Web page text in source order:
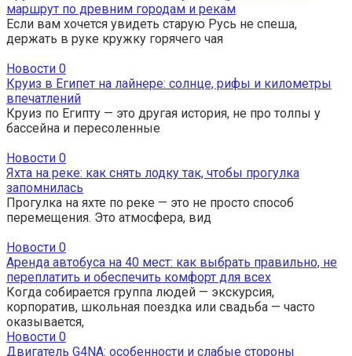
маршрут по древним городам и рекам
Если вам хочется увидеть старую Русь не спеша,
держать в руке кружку горячего чая
Новости 0
Круиз в Египет на лайнере: солнце, рифы и километры
впечатлений
Круиз по Египту — это другая история, не про толпы у
бассейна и пересоленные
Новости 0
Яхта на реке: как снять лодку так, чтобы прогулка
запомнилась
Прогулка на яхте по реке — это не просто способ
перемещения. Это атмосфера, вид
Новости 0
Аренда автобуса на 40 мест: как выбрать правильно, не
переплатить и обеспечить комфорт для всех
Когда собирается группа людей — экскурсия,
корпоратив, школьная поездка или свадьба — часто
оказывается,
Новости 0
Двигатель G4NA: особенности и слабые стороны